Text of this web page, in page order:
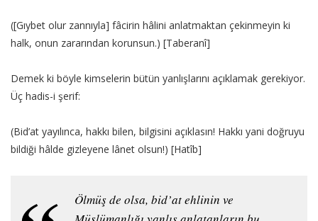
([Gıybet olur zannıyla] fâcirin hâlini anlatmaktan çekinmeyin ki
halk, onun zararından korunsun.) [Taberanî]
Demek ki böyle kimselerin bütün yanlışlarını açıklamak gerekiyor.
Üç hadis-i şerif:
(Bid’at yayılınca, hakkı bilen, bilgisini açıklasın! Hakkı yani doğruyu
bildiği hâlde gizleyene lânet olsun!) [Hatîb]
Ölmüş de olsa, bid’at ehlinin ve